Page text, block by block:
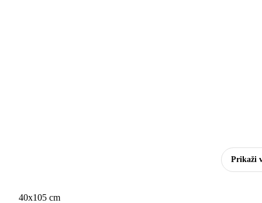
Prikaži
40x105 cm